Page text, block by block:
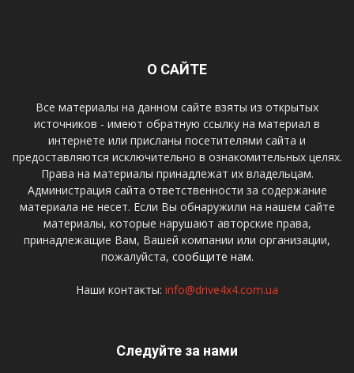
О САЙТЕ
Все материалы на данном сайте взяты из открытых
источников - имеют обратную ссылку на материал в
интернете или присланы посетителями сайта и
предоставляются исключительно в ознакомительных целях.
Права на материалы принадлежат их владельцам.
Администрация сайта ответственности за содержание
материала не несет. Если Вы обнаружили на нашем сайте
материалы, которые нарушают авторские права,
принадлежащие Вам, Вашей компании или организации,
пожалуйста, сообщите нам.
Наши контакты: info@drive4x4.com.ua
Следуйте за нами